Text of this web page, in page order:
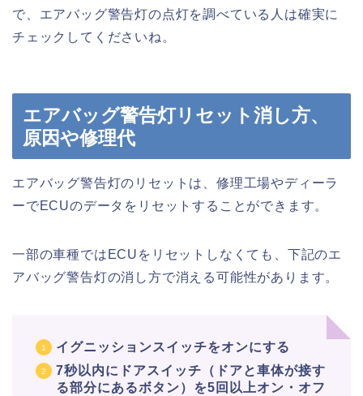
で、エアバッグ警告灯の点灯を調べている人は確実に
チェックしてくださいね。
エアバッグ警告灯リセット消し方、
原因や修理代
エアバッグ警告灯のリセットは、修理工場やディーラ
ーでECUのデータをリセットすることができます。
一部の車種ではECUをリセットしなくても、下記のエ
アバッグ警告灯の消し方で消える可能性があります。
イグニッションスイッチをオンにする
7秒以内にドアスイッチ（ドアと車体が接す
る部分にあるボタン）を5回以上オン・オフ